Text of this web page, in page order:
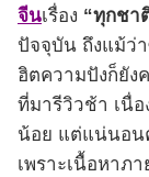
จีนเรื่อง “ทุกชา
ปัจจุบัน ถึงแม้ว่
ฮิตความปังก็ยัง
ที่มารีวิวช้า เนื่อ
น้อย แต่แน่นอน
เพราะเนื้อหาภา